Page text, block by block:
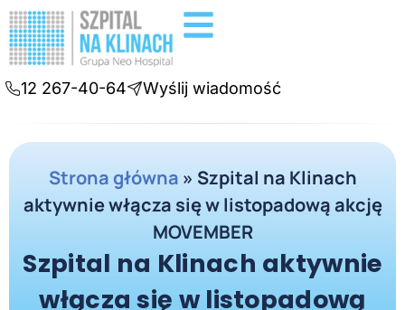
12 267-40-64 Wyślij wiadomość
Strona główna » Szpital na Klinach
aktywnie włącza się w listopadową akcję
MOVEMBER
Szpital na Klinach aktywnie
włącza się w listopadową